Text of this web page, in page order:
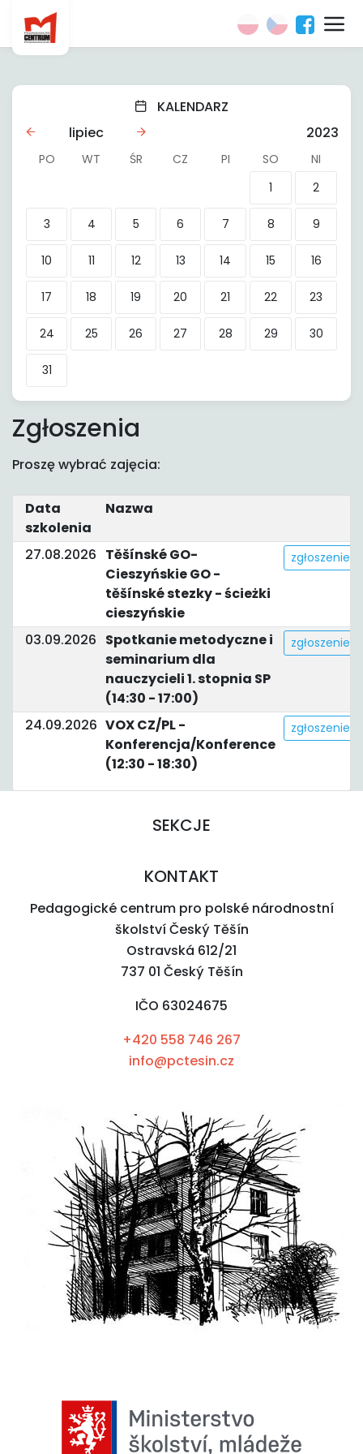
KALENDARZ
lipiec
2023
PO WT ŚR CZ PI SO
NI
1
2
3 4 5 6 7 8 9
10 11 12 13 14 15 16
17 18 19 20 21 22 23
24 25 26 27 28 29 30
31
Zgłoszenia
Proszę wybrać zajęcia:
Data
szkolenia
Nazwa
27.08.2026 Těšínské GO-
Cieszyńskie GO -
těšínské stezky - ścieżki
cieszyńskie
zgłoszenie
03.09.2026 Spotkanie metodyczne i
seminarium dla
nauczycieli 1. stopnia SP
(14:30 - 17:00)
zgłoszenie
24.09.2026 VOX CZ/PL -
Konferencja/Konference
(12:30 - 18:30)
zgłoszenie
SEKCJE
KONTAKT
Pedagogické centrum pro polské národnostní
školství Český Těšín
Ostravská 612/21
737 01 Český Těšín
IČO 63024675
+420 558 746 267
info@pctesin.cz